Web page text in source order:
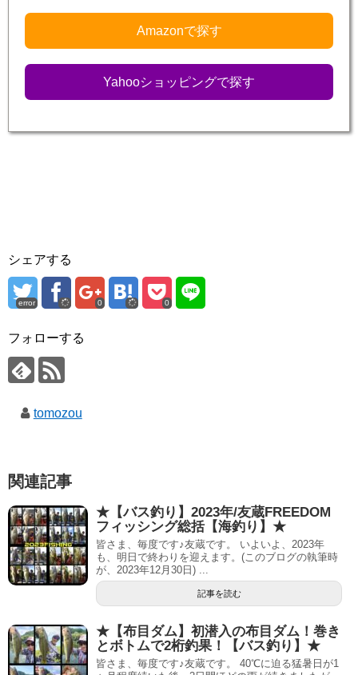
Amazonで探す
Yahooショッピングで探す
シェアする
error 0 0
フォローする
tomozou
関連記事
★【バス釣り】2023年/友蔵FREEDOM
フィッシング総括【海釣り】★
皆さま、毎度です♪友蔵です。 いよいよ、2023年
も、明日で終わりを迎えます。(このブログの執筆時
が、2023年12月30日) ...
記事を読む
★【布目ダム】初潜入の布目ダム！巻き
とボトムで2桁釣果！【バス釣り】★
皆さま、毎度です♪友蔵です。 40℃に迫る猛暑日が1